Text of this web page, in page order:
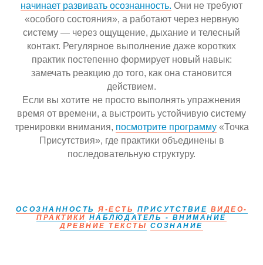
начинает развивать осознанность. Они не требуют
«особого состояния», а работают через нервную
систему — через ощущение, дыхание и телесный
контакт. Регулярное выполнение даже коротких
практик постепенно формирует новый навык:
замечать реакцию до того, как она становится
действием.
Если вы хотите не просто выполнять упражнения
время от времени, а выстроить устойчивую систему
тренировки внимания, посмотрите программу«Точка
Присутствия», где практики объединены в
последовательную структуру.
ОСОЗНАННОСТЬ Я-ЕСТЬ ПРИСУТСТВИЕ ВИДЕО-
ПРАКТИКИ НАБЛЮДАТЕЛЬ - ВНИМАНИЕ
ДРЕВНИЕ ТЕКСТЫ СОЗНАНИЕ